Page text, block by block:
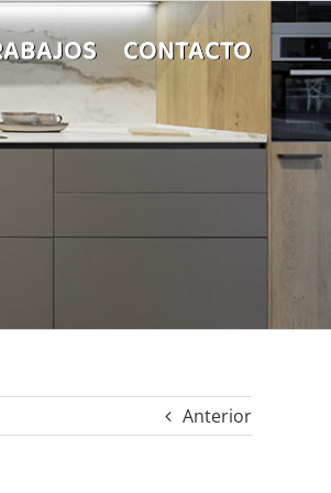
CONTACTO
Anterior